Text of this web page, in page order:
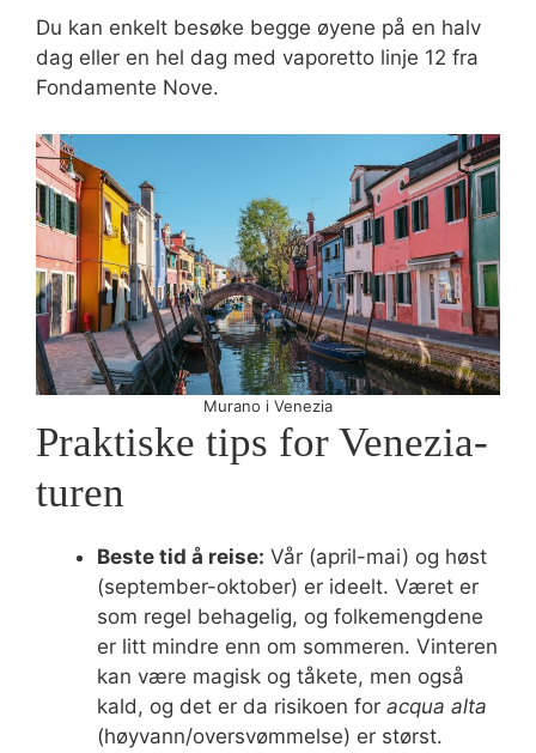
Du kan enkelt besøke begge øyene på en halv
dag eller en hel dag med vaporetto linje 12 fra
Fondamente Nove.
Murano i Venezia
Praktiske tips for Venezia-
turen
Beste tid å reise: Vår (april-mai) og høst
(september-oktober) er ideelt. Været er
som regel behagelig, og folkemengdene
er litt mindre enn om sommeren. Vinteren
kan være magisk og tåkete, men også
kald, og det er da risikoen for acqua alta
(høyvann/oversvømmelse) er størst.